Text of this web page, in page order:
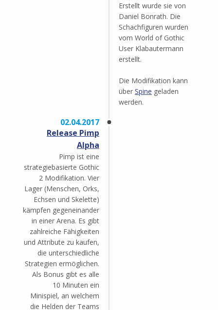
Erstellt wurde sie von
Daniel Bonrath. Die
Schachfiguren wurden
vom World of Gothic
User Klabautermann
erstellt.
Die Modifikation kann
über Spine geladen
werden.
02.04.2017
Release Pimp
Alpha
Pimp ist eine
strategiebasierte Gothic
2 Modifikation. Vier
Lager (Menschen, Orks,
Echsen und Skelette)
kämpfen gegeneinander
in einer Arena. Es gibt
zahlreiche Fähigkeiten
und Attribute zu kaufen,
die unterschiedliche
Strategien ermöglichen.
Als Bonus gibt es alle
10 Minuten ein
Minispiel, an welchem
die Helden der Teams